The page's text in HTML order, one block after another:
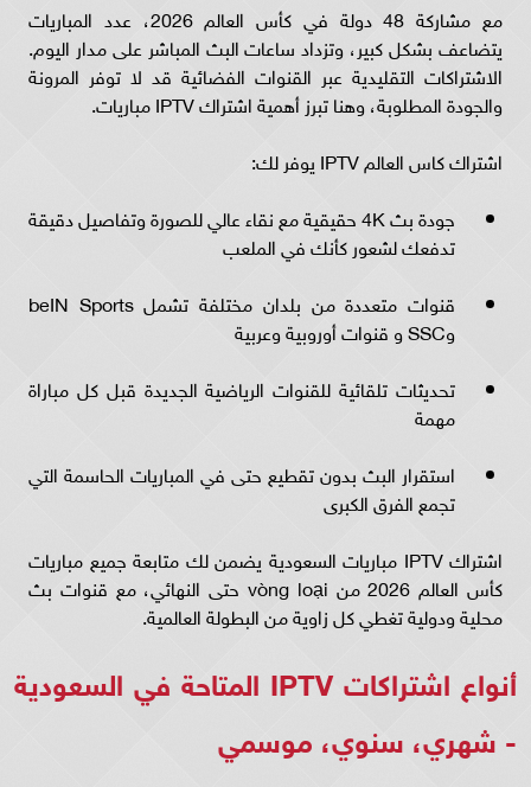
مع مشاركة 48 دولة في كأس العالم 2026، عدد المباريات
يتضاعف بشكل كبير، وتزداد ساعات البث المباشر على مدار اليوم.
الاشتراكات التقليدية عبر القنوات الفضائية قد لا توفر المرونة
والجودة المطلوبة، وهنا تبرز أهمية اشتراك IPTV مباريات.
اشتراك كاس العالم IPTV يوفر لك:
جودة بث 4K حقيقية مع نقاء عالي للصورة وتفاصيل دقيقة
تدفعك لشعور كأنك في الملعب
قنوات متعددة من بلدان مختلفة تشمل beIN Sports
وSSC و قنوات أوروبية وعربية
تحديثات تلقائية للقنوات الرياضية الجديدة قبل كل مباراة
مهمة
استقرار البث بدون تقطيع حتى في المباريات الحاسمة التي
تجمع الفرق الكبرى
اشتراك IPTV مباريات السعودية يضمن لك متابعة جميع مباريات
كأس العالم 2026 من vòng loại حتى النهائي، مع قنوات بث
محلية ودولية تغطي كل زاوية من البطولة العالمية.
أنواع اشتراكات IPTV المتاحة في السعودية
- شهري، سنوي، موسمي